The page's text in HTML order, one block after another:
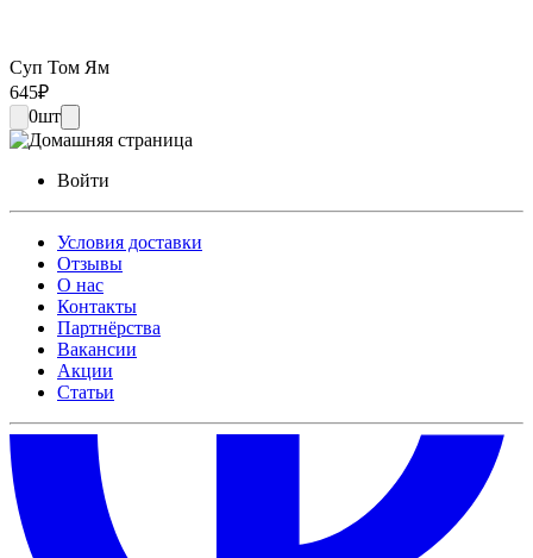
Суп Том Ям
645₽
0шт
Войти
Условия доставки
Отзывы
О нас
Контакты
Партнёрства
Вакансии
Акции
Статьи